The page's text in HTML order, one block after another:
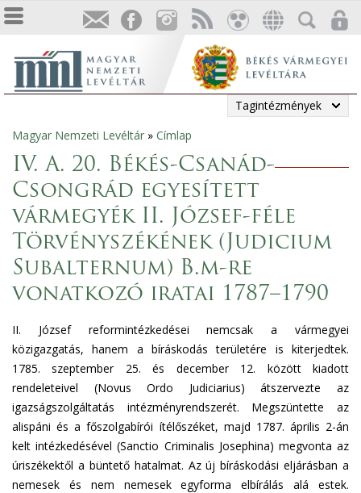
Tagintézmények
Jelenlegi
hely
Magyar Nemzeti Levéltár » Címlap
IV. A. 20. Békés-Csanád-
Csongrád egyesített
vármegyék II. József-féle
Törvényszékének (Judicium
Subalternum) B.m-re
vonatkozó iratai 1787–1790
II. József reformintézkedései nemcsak a vármegyei
közigazgatás, hanem a bíráskodás területére is kiterjedtek.
1785. szeptember 25. és december 12. között kiadott
rendeleteivel (Novus Ordo Judiciarius) átszervezte az
igazságszolgáltatás intézményrendszerét. Megszüntette az
alispáni és a főszolgabírói ítélőszéket, majd 1787. április 2-án
kelt intézkedésével (Sanctio Criminalis Josephina) megvonta az
úriszékektől a büntető hatalmat. Az új bíráskodási eljárásban a
nemesek és nem nemesek egyforma elbírálás alá estek.